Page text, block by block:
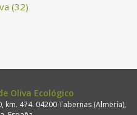
(32)
Oliva Ecológico
474. 04200 Tabernas (Almería),